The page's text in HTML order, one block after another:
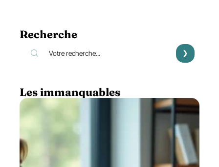
Recherche
Les immanquables